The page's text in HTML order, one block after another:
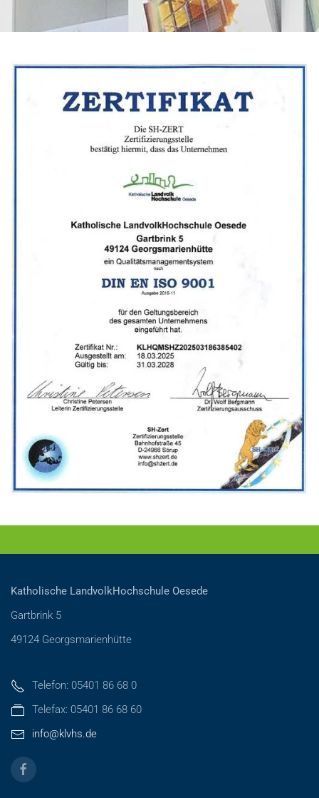
Katholische LandvolkHochschule Oesede
Gartbrink 5
49124 Georgsmarienhütte
Telefon: 05401 86 68 0
Telefax: 05401 86 68 60
info@klvhs.de